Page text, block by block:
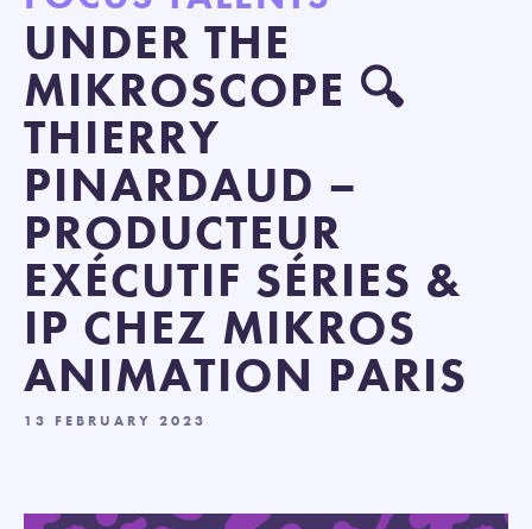
UNDER THE
MIKROSCOPE 🔍
THIERRY
PINARDAUD –
PRODUCTEUR
EXÉCUTIF SÉRIES &
IP CHEZ MIKROS
ANIMATION PARIS
13 FEBRUARY 2023